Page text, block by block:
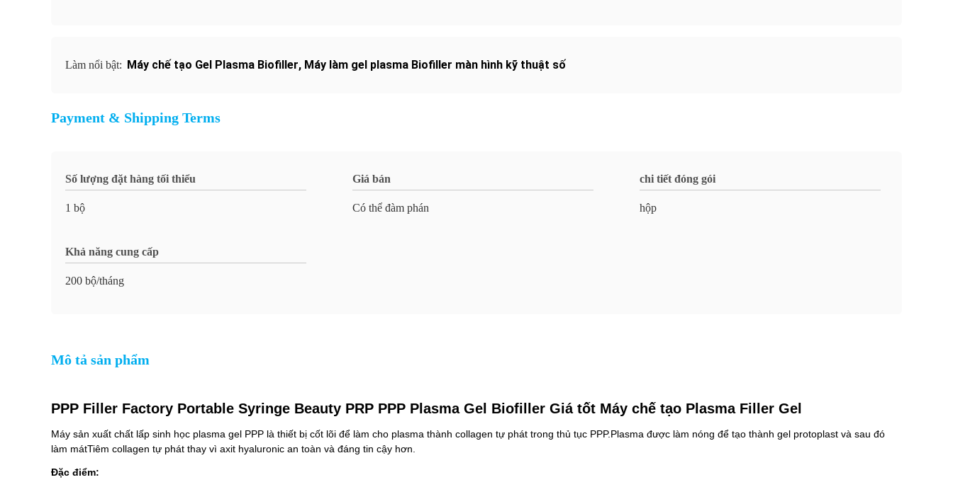
Làm nổi bật: Máy chế tạo Gel Plasma Biofiller, Máy làm gel plasma Biofiller màn hình kỹ thuật số
Payment & Shipping Terms
Số lượng đặt hàng tối thiểu
1 bộ
Giá bán
Có thể đàm phán
chi tiết đóng gói
hộp
Khả năng cung cấp
200 bộ/tháng
Mô tả sản phẩm
PPP Filler Factory Portable Syringe Beauty PRP PPP Plasma Gel Biofiller Giá tốt Máy chế tạo Plasma Filler Gel
Máy sản xuất chất lấp sinh học plasma gel PPP là thiết bị cốt lõi để làm cho plasma thành collagen tự phát trong thủ tục PPP.Plasma được làm nóng để tạo thành gel protoplast và sau đó
làm mátTiêm collagen tự phát thay vì axit hyaluronic an toàn và đáng tin cậy hơn.
Đặc điểm: